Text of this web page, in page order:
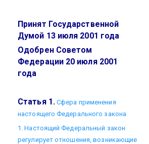
Принят Государственной
Думой 13 июля 2001 года
Одобрен Советом
Федерации 20 июля 2001
года
Статья 1.Сфера применения
настоящего Федерального закона
1. Настоящий Федеральный закон
регулирует отношения, возникающие